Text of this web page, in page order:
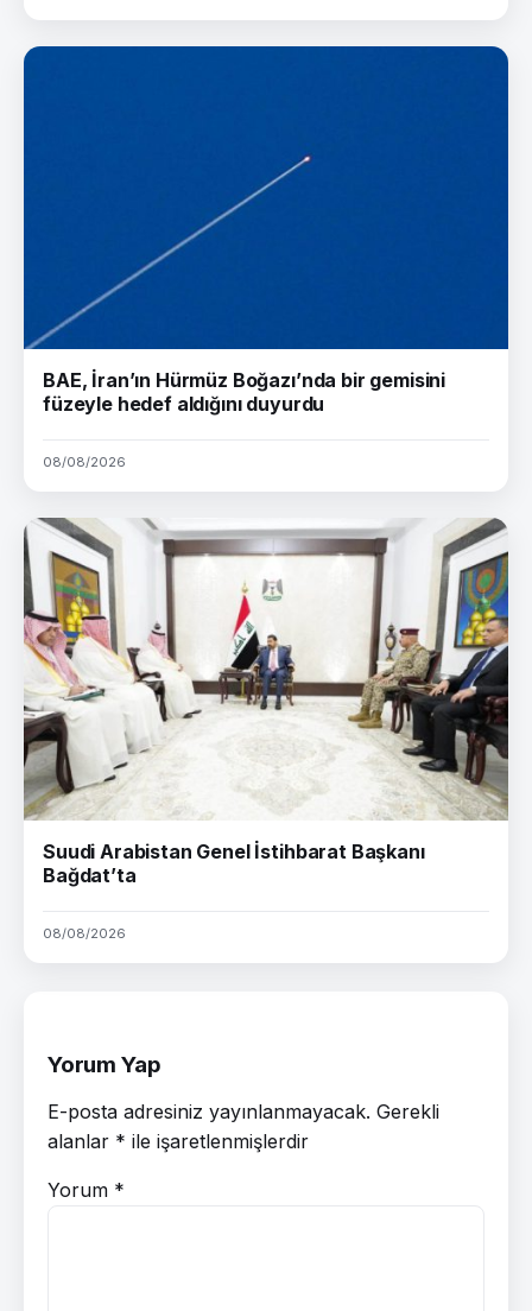
BAE, İran’ın Hürmüz Boğazı’nda bir gemisini
füzeyle hedef aldığını duyurdu
08/08/2026
Suudi Arabistan Genel İstihbarat Başkanı
Bağdat’ta
08/08/2026
Yorum Yap
E-posta adresiniz yayınlanmayacak. Gerekli
alanlar * ile işaretlenmişlerdir
Yorum *